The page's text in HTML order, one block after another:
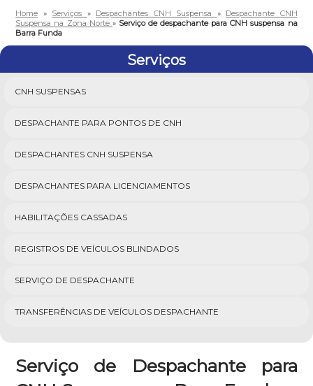
Home » Serviços » Despachantes CNH Suspensa » Despachante CNH
Suspensa na Zona Norte » Serviço de despachante para CNH suspensa na
Barra Funda
Serviços
CNH SUSPENSAS
DESPACHANTE PARA PONTOS DE CNH
DESPACHANTES CNH SUSPENSA
DESPACHANTES PARA LICENCIAMENTOS
HABILITAÇÕES CASSADAS
REGISTROS DE VEÍCULOS BLINDADOS
SERVIÇO DE DESPACHANTE
TRANSFERÊNCIAS DE VEÍCULOS DESPACHANTE
Serviço de Despachante para